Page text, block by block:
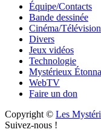
Équipe/Contacts
Bande dessinée
Cinéma/Télévision
Divers
Jeux vidéos
Technologie
Mystérieux
WebTV
Faire un don
Copyright © Les
Suivez-nous !